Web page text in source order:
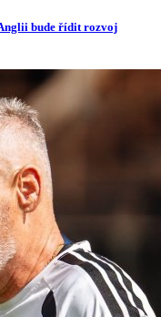
bude řídit rozvoj